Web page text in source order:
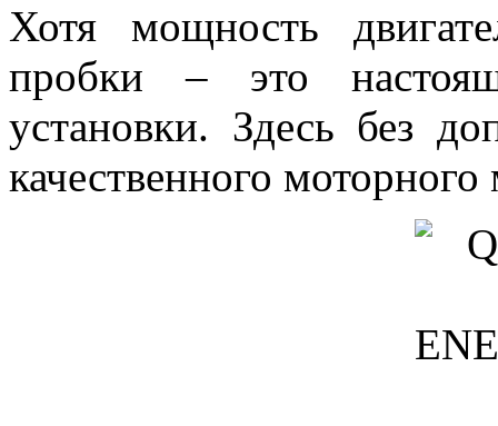
Хотя мощность
пробки – это
установки. Здесь без
качественного